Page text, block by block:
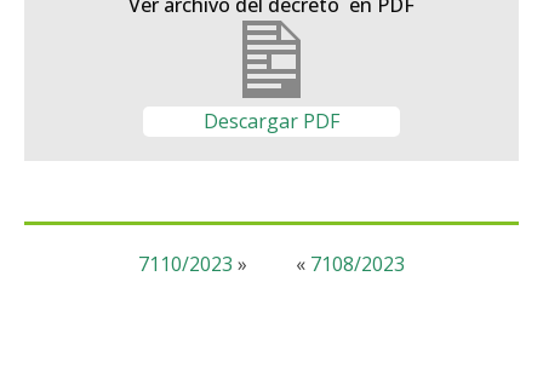
Descargar PDF
« 7108/2023
7110/2023 »